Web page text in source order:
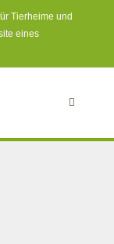
Tierheime und
eines